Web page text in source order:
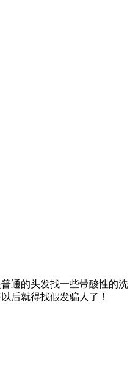
通的头发找一些带酸性的洗
后就得找假发骗人了！